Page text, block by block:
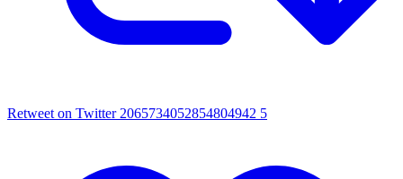
Retweet on Twitter 2065734052854804942 5